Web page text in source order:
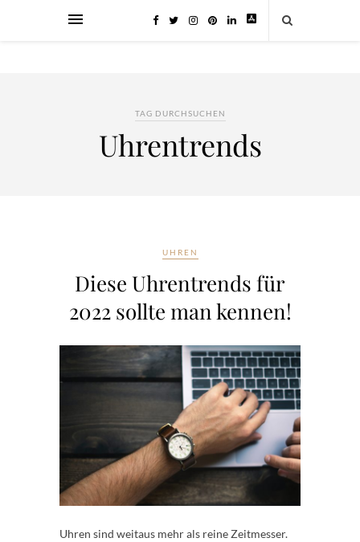
TAG DURCHSUCHEN
Uhrentrends
UHREN
Diese Uhrentrends für
2022 sollte man kennen!
Uhren sind weitaus mehr als reine Zeitmesser.